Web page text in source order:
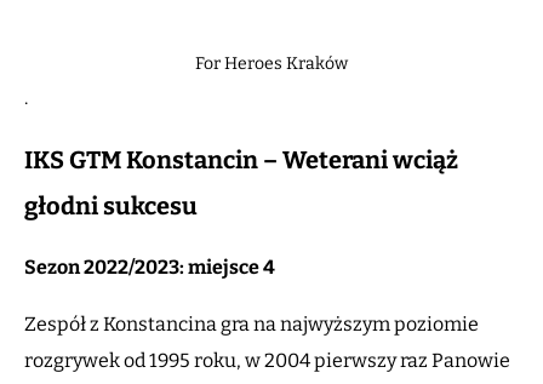
For Heroes Kraków
.
IKS GTM Konstancin – Weterani wciąż
głodni sukcesu
Sezon 2022/2023: miejsce 4
Zespół z Konstancina gra na najwyższym poziomie
rozgrywek od 1995 roku, w 2004 pierwszy raz Panowie